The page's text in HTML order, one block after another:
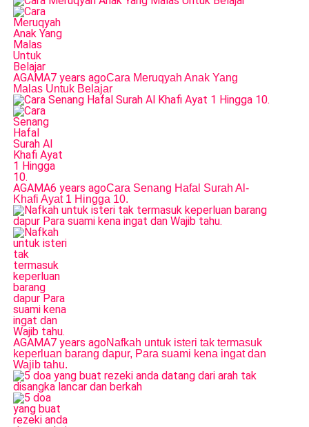
AGAMA7 years agoCara Meruqyah Anak Yang
Malas Untuk Belajar
AGAMA6 years agoCara Senang Hafal Surah Al-
Khafi Ayat 1 Hingga 10.
AGAMA7 years agoNafkah untuk isteri tak termasuk
keperluan barang dapur, Para suami kena ingat dan
Wajib tahu.